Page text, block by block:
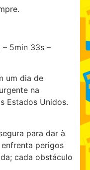
– 5min 33s –
um dia de
na
Estados Unidos.
para dar à
perigos
cada obstáculo